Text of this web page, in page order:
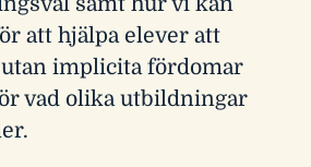
att hjälpa elever att
implicita fördomar
vad olika utbildningar